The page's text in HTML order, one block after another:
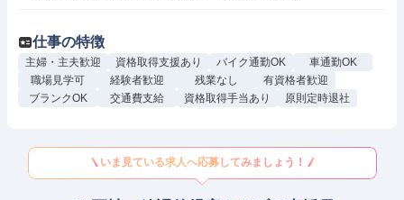
仕事の特徴
主婦・主夫歓迎 資格取得支援あり バイク通勤OK
車通勤OK
職場見学可
経験者歓迎 残業なし
有資格者歓迎
ブランクOK
交通費支給 資格取得手当あり 原則定時退社
いま見ている求人へ応募してみましょう！